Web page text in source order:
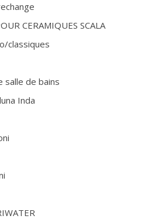
CERAMIQUES SCALA
classiques
salle de bains
Inda